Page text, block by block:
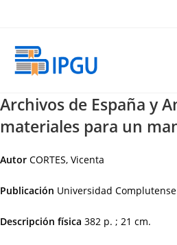
Archivos de España y
materiales para un
Autor CORTES, Vicenta
Publicación Universidad Complutense
Descripción física 382 p. ; 21 cm.